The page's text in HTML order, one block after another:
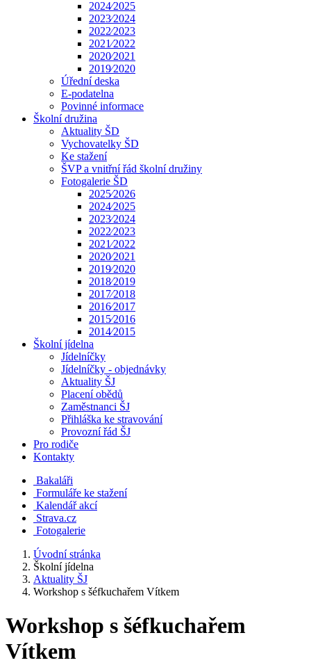
2024⁄2025
2023⁄2024
2022⁄2023
2021⁄2022
2020⁄2021
2019⁄2020
Úřední deska
E-podatelna
Povinné informace
Školní družina
Aktuality ŠD
Vychovatelky ŠD
Ke stažení
ŠVP a vnitřní řád školní družiny
Fotogalerie ŠD
2025⁄2026
2024⁄2025
2023⁄2024
2022⁄2023
2021⁄2022
2020⁄2021
2019⁄2020
2018⁄2019
2017⁄2018
2016⁄2017
2015⁄2016
2014⁄2015
Školní jídelna
Jídelníčky
Jídelníčky - objednávky
Aktuality ŠJ
Placení obědů
Zaměstnanci ŠJ
Přihláška ke stravování
Provozní řád ŠJ
Pro rodiče
Kontakty
Bakaláři
Formuláře ke stažení
Kalendář akcí
Strava.cz
Fotogalerie
Úvodní stránka
Školní jídelna
Aktuality ŠJ
Workshop s šéfkuchařem Vítkem
Workshop s šéfkuchařem
Vítkem